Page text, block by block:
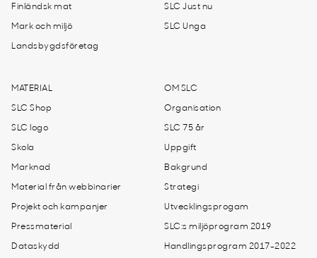
Finländsk mat
Mark och miljö
Landsbygdsföretag
SLC Just nu
SLC Unga
MATERIAL
SLC Shop
SLC logo
Skola
Marknad
Material från webbinarier
Projekt och kampanjer
Pressmaterial
Dataskydd
OM SLC
Organisation
SLC 75 år
Uppgift
Bakgrund
Strategi
Utvecklingsprogam
SLC:s miljöprogram 2019
Handlingsprogram 2017-2022